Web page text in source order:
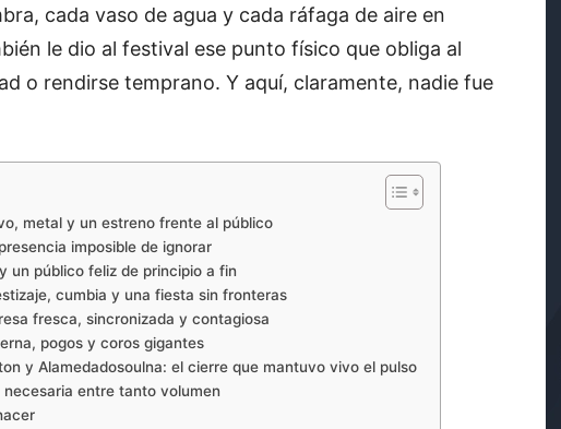
cada vaso de agua y cada ráfaga de aire en
le dio al festival ese punto físico que obliga al
o rendirse temprano. Y aquí, claramente, nadie fue
metal y un estreno frente al público
imposible de ignorar
un público feliz de principio a fin
cumbia y una fiesta sin fronteras
fresca, sincronizada y contagiosa
pogos y coros gigantes
y Alamedadosoulna: el cierre que mantuvo vivo el pulso
entre tanto volumen